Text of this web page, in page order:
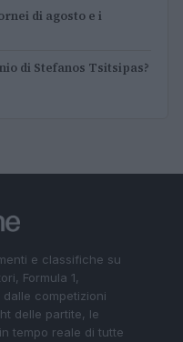
di agosto e i
di Stefanos Tsitsipas?
e classifiche su
Formula 1,
dalle competizioni
delle partite, le
tempo reale di tutte